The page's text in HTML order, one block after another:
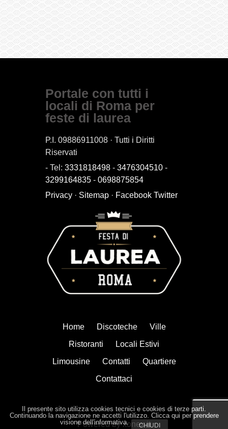
Portale con tutti i
locali di Roma per
feste di laurea
P.I. 09886911008 · Tutti i Diritti
Riservati
- Tel: 3331818498 - 3476304510 -
3299164835 - 0698875854
Privacy · Sitemap · Facebook Twitter
Home Discoteche
Ville
Ristoranti
Locali Estivi
Limousine
Contatti
Quartiere
Contattaci
Powered by xonex.it
Il presente sito utilizza cookies tecnici e cookies di terze parti.
Continuando la navigazione ne accetti l'utilizzo. Clicca qui per prendere
visione dell'informativa.
CHIUDI